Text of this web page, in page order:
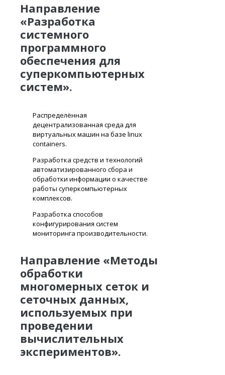
Направление
«Разработка
системного
программного
обеспечения для
суперкомпьютерных
систем».
Распределённая
децентрализованная среда для
виртуальных машин на базе linux
containers.
Разработка средств и технологий
автоматизированного сбора и
обработки информации о качестве
работы суперкомпьютерных
комплексов.
Разработка способов
конфигурирования систем
мониторинга производительности.
Направление «Методы
обработки
многомерных сеток и
сеточных данных,
используемых при
проведении
вычислительных
экспериментов».